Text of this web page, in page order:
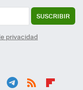
SUSCRIBIR
privacidad